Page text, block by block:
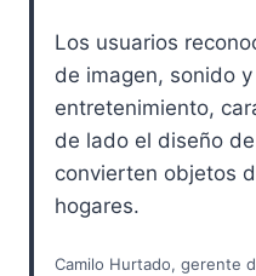
Los usuarios
de imagen, sonido
entretenimiento,
de lado el diseño
convierten objetos
hogares.
Camilo Hurtado, gerente